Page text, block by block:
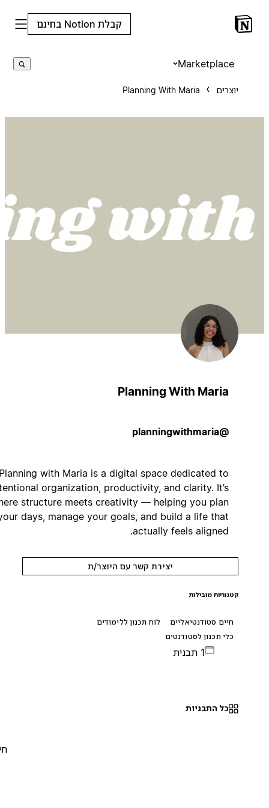
קבלת Notion בחינם
Marketplace
Planning With Maria
Planning With Maria
Planning with Maria is a digital space dedicated to
intentional organization, productivity, and clarity. It’s
where structure meets creativity — helping you plan
your days, manage your goals, and build a life that
actually feels aligned.
יצירת קשר עם היוצר/ת
קטגוריות מובילות
חיים סטודנטיאליים
לוח תכנון ללימודים
כלי תכנון לסטודנטים
כל התבניות
0